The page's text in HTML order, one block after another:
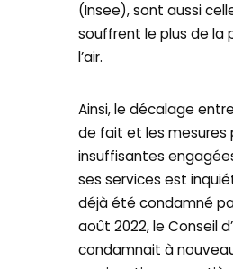
(Insee), sont aussi
souffrent le plus de la
l’air.
Ainsi, le décalage
de fait et les mesures
insuffisantes
ses services est
déjà été condamné
août 2022, le Conseil
condamnait à